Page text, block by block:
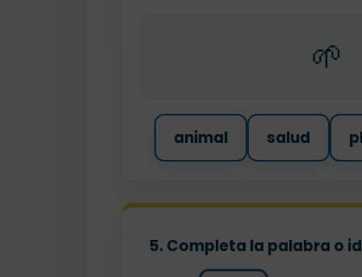
🌱
animal salud
5. Completa la palabra o